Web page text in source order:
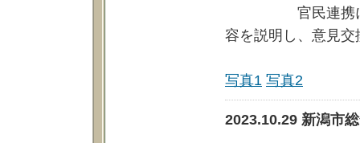
官民連携による
容を説明し、意見
写真1 写真2
2023.10.29 新潟市